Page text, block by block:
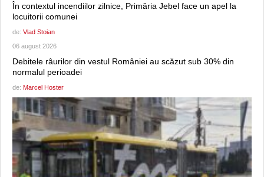
În contextul incendiilor zilnice, Primăria Jebel face un apel la
locuitorii comunei
de: Vlad Stoian
06 august 2026
Debitele râurilor din vestul României au scăzut sub 30% din
normalul perioadei
de: Marcel Hoster